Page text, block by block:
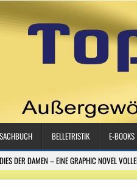
SACHBUCH BELLETRISTIK E-BOOKS
DER DAMEN – EINE GRAPHIC NOVEL